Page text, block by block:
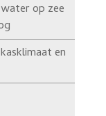
op zee
en